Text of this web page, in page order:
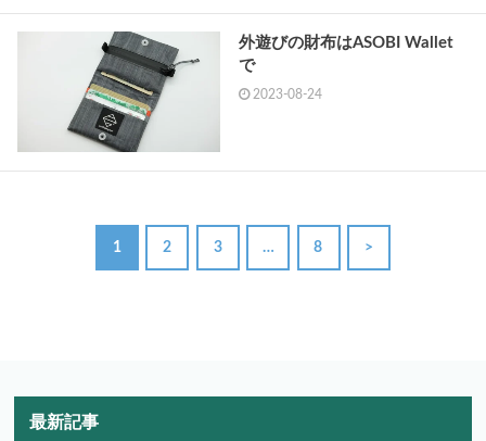
外遊びの財布はASOBI Wallet
で
2023-08-24
1 2 3 … 8 >
最新記事